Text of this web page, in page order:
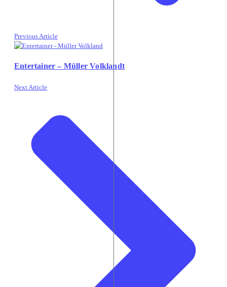
Previous Article
Entertainer – Müller Volklandt
Next Article